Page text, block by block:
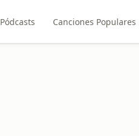
Pódcasts Canciones Populares